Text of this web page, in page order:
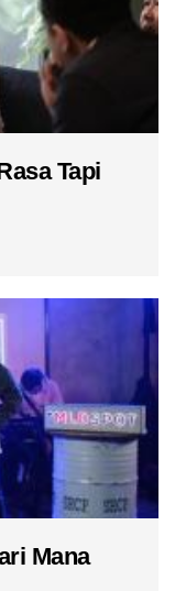
Tapi
Mana